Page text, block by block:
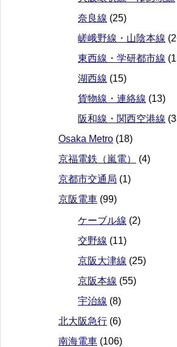
奈良線 (25)
嵯峨野線・山陰本線
東西線・学研都市線
湖西線 (15)
貨物線・連絡線 (13)
阪和線・関西空港線
Osaka Metro (18)
京福電鉄（嵐電）
(4)
京都市交通局 (1)
京阪電車 (99)
ケーブル線 (2)
交野線 (11)
京阪大津線 (25)
京阪本線 (55)
宇治線 (8)
北大阪急行 (6)
南海電車 (106)